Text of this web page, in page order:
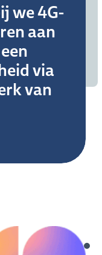
we 4G-
aan
via
van